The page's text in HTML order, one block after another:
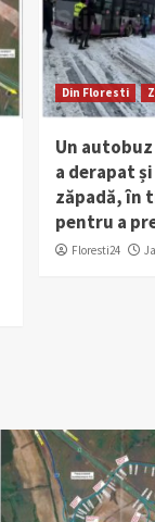
Din Floresti
Un
a derapat
zăpadă, în
pentru a
Floresti24